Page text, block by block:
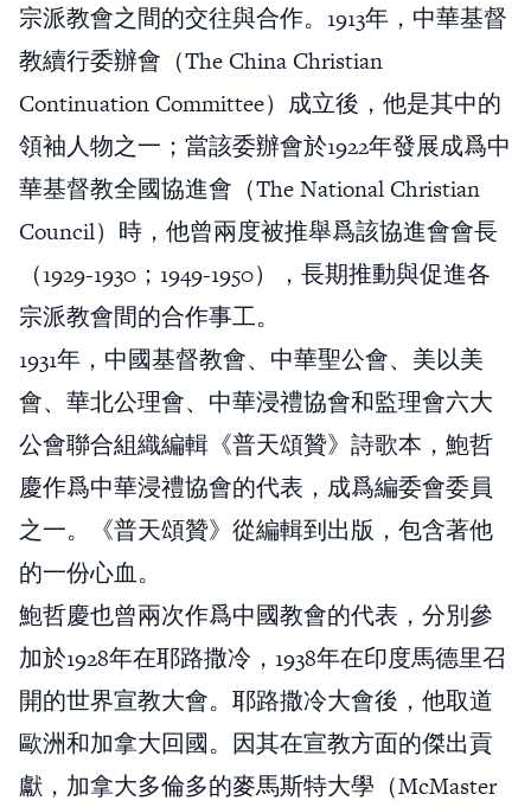
宗派教會之間的交往與合作。1913年，中華基督
教續行委辦會（The China Christian
Continuation Committee）成立後，他是其中的
領袖人物之一；當該委辦會於1922年發展成爲中
華基督教全國協進會（The National Christian
Council）時，他曾兩度被推舉爲該協進會會長
（1929-1930；1949-1950），長期推動與促進各
宗派教會間的合作事工。
1931年，中國基督教會、中華聖公會、美以美
會、華北公理會、中華浸禮協會和監理會六大
公會聯合組織編輯《普天頌贊》詩歌本，鮑哲
慶作爲中華浸禮協會的代表，成爲編委會委員
之一。《普天頌贊》從編輯到出版，包含著他
的一份心血。
鮑哲慶也曾兩次作爲中國教會的代表，分別參
加於1928年在耶路撒冷，1938年在印度馬德里召
開的世界宣教大會。耶路撒冷大會後，他取道
歐洲和加拿大回國。因其在宣教方面的傑出貢
獻，加拿大多倫多的麥馬斯特大學（McMaster